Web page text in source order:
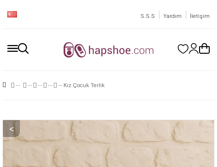
S.S.S | Yardım | İletişim
Kız Çocuk Terlik